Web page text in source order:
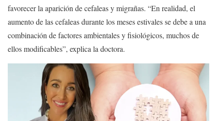
favorecer la aparición de cefaleas y migrañas. “En realidad, el
aumento de las cefaleas durante los meses estivales se debe a una
combinación de factores ambientales y fisiológicos, muchos de
ellos modificables”, explica la doctora.